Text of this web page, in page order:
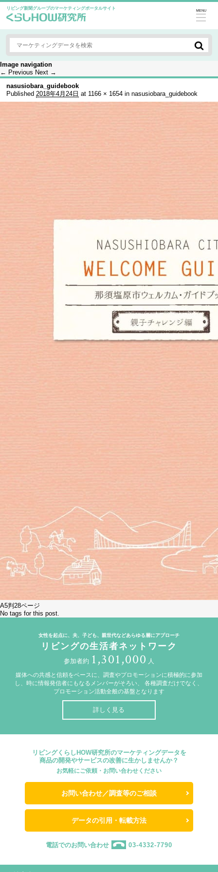
リビング新聞グループのマーケティングポータルサイト MENU
Image navigation
← Previous Next →
nasusiobara_guidebook
Published2018年4月24日 at 1166 × 1654 innasusiobara_guidebook
A5判28ページ
No tags for this post.
女性を起点に、夫、子ども、親世代などあらゆる層にアプローチ
リビングの生活者ネットワーク
参加者約 1,301,000 人
媒体への共感と信頼をベースに、調査やプロモーションに積極的に参加
し、時に情報発信者にもなるメンバーがそろい、
各種調査だけでなく、
プロモーション活動全般の基盤となります
詳しく見る
リビングくらしHOW研究所のマーケティングデータを
商品の開発やサービスの改善に生かしませんか？
お気軽にご依頼・お問い合わせください
お問い合わせ／調査等のご相談
データの引用・転載方法
電話でのお問い合わせ 03-4332-7790